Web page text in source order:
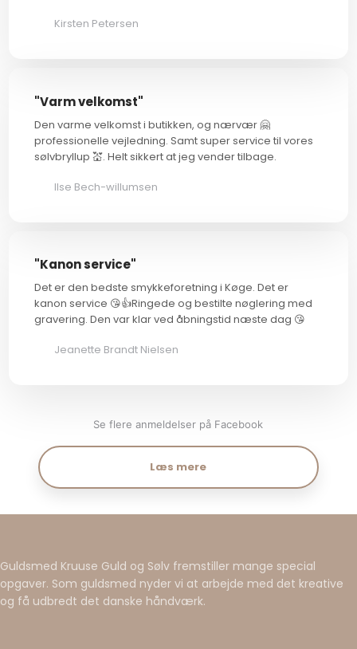
Kirsten Petersen
"Varm velkomst"
Den varme velkomst i butikken, og nærvær 🤗
professionelle vejledning. Samt super service til vores
sølvbryllup 💒. Helt sikkert at jeg vender tilbage.
Ilse Bech-willumsen
"Kanon service"
Det er den bedste smykkeforetning i Køge. Det er
kanon service 😘👍Ringede og bestilte nøglering med
gravering. Den var klar ved åbningstid næste dag 😘
Jeanette Brandt Nielsen
Se flere anmeldelser på Facebook​
Læs mere​
Guldsmed Kruuse Guld og Sølv fremstiller mange special
opgaver. Som guldsmed nyder vi at arbejde med det kreative
og få udbredt det danske håndværk.